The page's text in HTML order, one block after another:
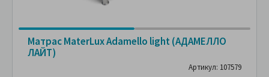
Матрас MaterLux Adamello light (АДАМЕЛЛО
ЛАЙТ)
Артикул: 107579